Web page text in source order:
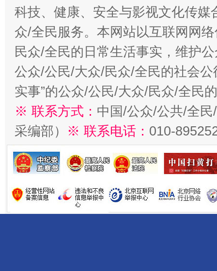
科技、健康、安全与影视文化传
众/全民服务。本网站以互联网网
民众/全民的日常生活事实，维护
公众/公民/大众/民众/全民的社会公
实事”的公众/公民/大众/民众/全民
※ 联系方式： 中国/公众/公共/全
采编部） ※ 联系电话： 010-